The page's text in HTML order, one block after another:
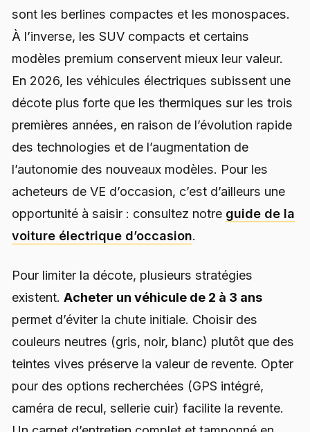
sont les berlines compactes et les monospaces.
À l’inverse, les SUV compacts et certains
modèles premium conservent mieux leur valeur.
En 2026, les véhicules électriques subissent une
décote plus forte que les thermiques sur les trois
premières années, en raison de l’évolution rapide
des technologies et de l’augmentation de
l’autonomie des nouveaux modèles. Pour les
acheteurs de VE d’occasion, c’est d’ailleurs une
opportunité à saisir : consultez notre guide de la
voiture électrique d’occasion.
Pour limiter la décote, plusieurs stratégies
existent. Acheter un véhicule de 2 à 3 ans
permet d’éviter la chute initiale. Choisir des
couleurs neutres (gris, noir, blanc) plutôt que des
teintes vives préserve la valeur de revente. Opter
pour des options recherchées (GPS intégré,
caméra de recul, sellerie cuir) facilite la revente.